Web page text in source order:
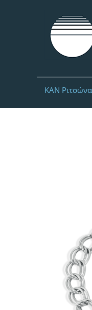
ΚΑΝ Ριτσώνα